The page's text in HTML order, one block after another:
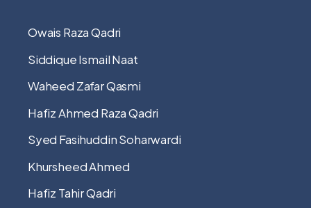
Owais Raza Qadri
Siddique Ismail Naat
Waheed Zafar Qasmi
Hafiz Ahmed Raza Qadri
Syed Fasihuddin Soharwardi
Khursheed Ahmed
Hafiz Tahir Qadri